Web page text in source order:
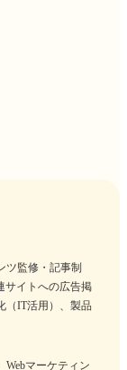
ツ監修・記事制
サイトへの広告掲
（IT活用）、製品
マーケティン